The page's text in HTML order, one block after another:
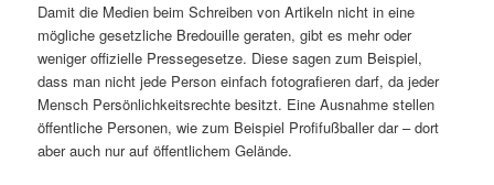
Damit die Medien beim Schreiben von Artikeln nicht in eine
mögliche gesetzliche Bredouille geraten, gibt es mehr oder
weniger offizielle Pressegesetze. Diese sagen zum Beispiel,
dass man nicht jede Person einfach fotografieren darf, da jeder
Mensch Persönlichkeitsrechte besitzt. Eine Ausnahme stellen
öffentliche Personen, wie zum Beispiel Profifußballer dar – dort
aber auch nur auf öffentlichem Gelände.